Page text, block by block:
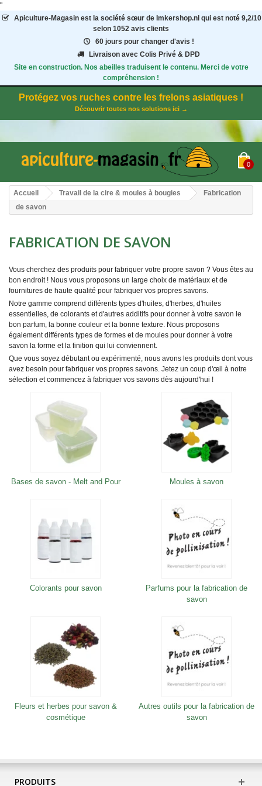
"
Apiculture-Magasinest la société sœur de Imkershop.nl qui est noté 9,2/10
selon 1052 avis clients
60 jours pour changer d'avis !
Livraison avec Colis Privé & DPD
Site en construction. Nos abeilles traduisent le contenu. Merci de votre
compréhension !
Protégez vos ruches contre les frelons asiatiques !
Découvrir toutes nos solutions ici →
0
Accueil Travail de la cire & moules à bougies
Fabrication
de savon
FABRICATION DE SAVON
Vous cherchez des produits pour fabriquer votre propre savon ? Vous êtes au
bon endroit ! Nous vous proposons un large choix de matériaux et de
fournitures de haute qualité pour fabriquer vos propres savons.
Notre gamme comprend différents types d'huiles, d'herbes, d'huiles
essentielles, de colorants et d'autres additifs pour donner à votre savon le
bon parfum, la bonne couleur et la bonne texture. Nous proposons
également différents types de formes et de moules pour donner à votre
savon la forme et la finition qui lui conviennent.
Que vous soyez débutant ou expérimenté, nous avons les produits dont vous
avez besoin pour fabriquer vos propres savons. Jetez un coup d'œil à notre
sélection et commencez à fabriquer vos savons dès aujourd'hui !
Bases de savon - Melt and Pour Moules à savon
Colorants pour savon
Parfums pour la fabrication de
savon
Fleurs et herbes pour savon &
cosmétique
Autres outils pour la fabrication de
savon
PRODUITS